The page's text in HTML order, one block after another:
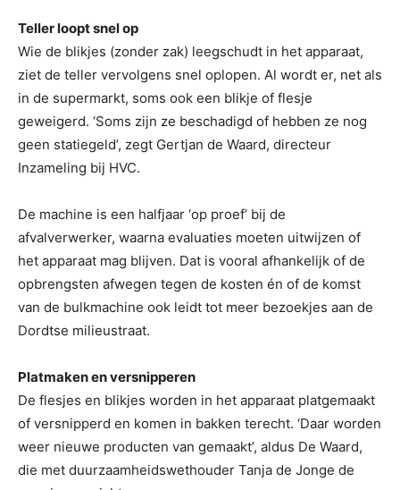
Teller loopt snel op
Wie de blikjes (zonder zak) leegschudt in het apparaat,
ziet de teller vervolgens snel oplopen. Al wordt er, net als
in de supermarkt, soms ook een blikje of flesje
geweigerd. ‘Soms zijn ze beschadigd of hebben ze nog
geen statiegeld’, zegt Gertjan de Waard, directeur
Inzameling bij HVC.
De machine is een halfjaar ‘op proef’ bij de
afvalverwerker, waarna evaluaties moeten uitwijzen of
het apparaat mag blijven. Dat is vooral afhankelijk of de
opbrengsten afwegen tegen de kosten én of de komst
van de bulkmachine ook leidt tot meer bezoekjes aan de
Dordtse milieustraat.
Platmaken en versnipperen
De flesjes en blikjes worden in het apparaat platgemaakt
of versnipperd en komen in bakken terecht. ‘Daar worden
weer nieuwe producten van gemaakt’, aldus De Waard,
die met duurzaamheidswethouder Tanja de Jonge de